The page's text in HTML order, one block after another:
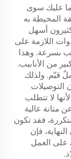
عليك سوى
المحيطة به
أسهل
اللازمة على
بسرعة. وهذا
من الأنابيب.
قيّم. ولذلك
التوصيلات
لا تتطلب
متانة عالية
فقد تكون
فإن
على العمل